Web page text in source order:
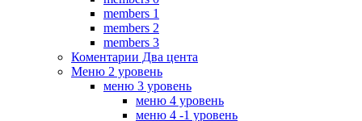
members 1
members 2
members 3
Коментарии Два цента
Меню 2 уровень
меню 3 уровень
меню 4 уровень
меню 4 -1 уровень